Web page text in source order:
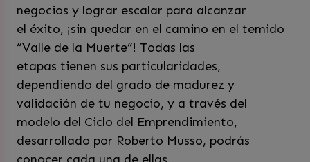
negocios y lograr escalar para alcanzar
el éxito, ¡sin quedar en el camino en el temido
“Valle de la Muerte”! Todas las
etapas tienen sus particularidades,
dependiendo del grado de madurez y
validación de tu negocio, y a través del
modelo del Ciclo del Emprendimiento,
desarrollado por Roberto Musso, podrás